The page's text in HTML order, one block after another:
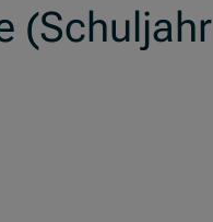
(Schuljahr